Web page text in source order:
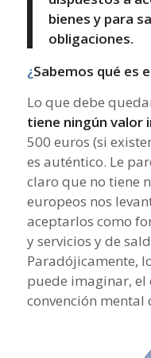
bienes y para
obligaciones.
¿Sabemos qué es
Lo que debe
tiene ningún valor
500 euros (si
es auténtico. Le
claro que no tiene
europeos nos
aceptarlos como
y servicios y de
Paradójicamente,
puede imaginar, el
convención mental